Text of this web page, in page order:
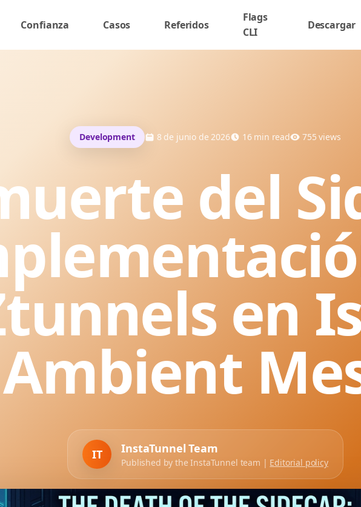
Confianza Casos Referidos
Flags
CLI
Descargar
Development 8 de junio de 2026 16min read 755 views
del
en
Ambient
IT InstaTunnel Team
Published by the InstaTunnel team | Editorial policy